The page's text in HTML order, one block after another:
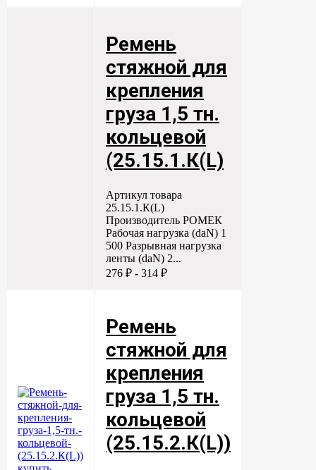
Ремень
стяжной для
крепления
груза 1,5 тн.
кольцевой
(25.15.1.К(L)
Артикул товара
25.15.1.К(L)
Производитель РОМЕК
Рабочая нагрузка (daN) 1
500 Разрывная нагрузка
ленты (daN) 2...
276 ₽ - 314 ₽
Ремень
стяжной для
крепления
груза 1,5 тн.
кольцевой
(25.15.2.К(L))